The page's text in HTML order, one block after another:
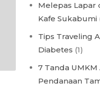
Melepas Lapar
Kafe Sukabumi
Tips Traveling
Diabetes (1)
7 Tanda
Pendanaan